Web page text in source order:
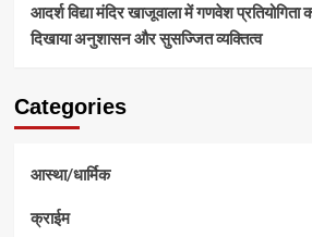
आदर्श विद्या मंदिर खाजूवाला में गणवेश प्रतियोगिता
दिखाया अनुशासन और सुसज्जित व्यक्तित्व
Categories
आस्था/धार्मिक
क्राईम